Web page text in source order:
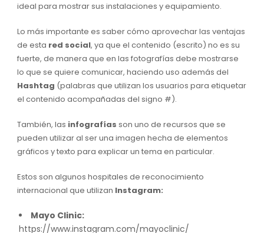
ideal para mostrar sus instalaciones y equipamiento.
Lo más importante es saber cómo aprovechar las ventajas
de esta red social, ya que el contenido (escrito) no es su
fuerte, de manera que en las fotografías debe mostrarse
lo que se quiere comunicar, haciendo uso además del
Hashtag (palabras que utilizan los usuarios para etiquetar
el contenido acompañadas del signo #).
También, las infografías son uno de recursos que se
pueden utilizar al ser una imagen hecha de elementos
gráficos y texto para explicar un tema en particular.
Estos son algunos hospitales de reconocimiento
internacional que utilizan Instagram:
Mayo Clinic:
https://www.instagram.com/mayoclinic/